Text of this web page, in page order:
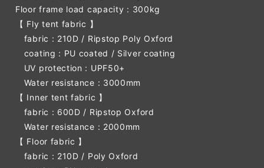
Floor frame load capacity : 300kg
【 Fly tent fabric 】
fabric : 210D / Ripstop Poly Oxford
coating : PU coated / Silver coating
UV protection : UPF50+
Water resistance : 3000mm
【 Inner tent fabric 】
fabric : 600D / Ripstop Oxford
Water resistance : 2000mm
【 Floor fabric 】
fabric : 210D / Poly Oxford